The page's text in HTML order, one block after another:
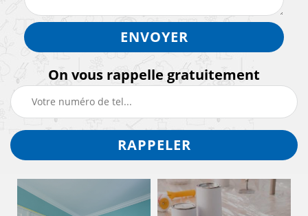
On vous rappelle gratuitement